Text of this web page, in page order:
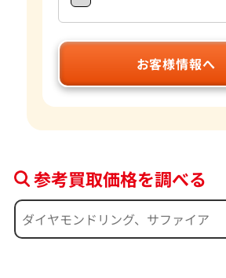
お客様情報へ
参考買取価格を調べる